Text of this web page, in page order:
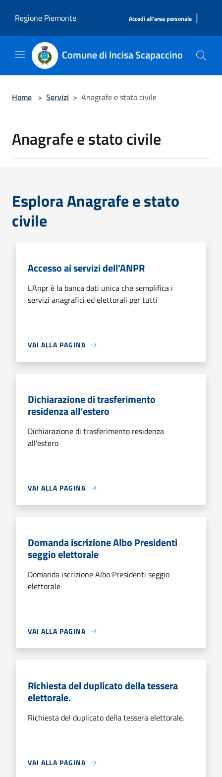
Regione Piemonte
Accedi all'area personale |
Comune di Incisa Scapaccino
Home > Servizi > Anagrafe e stato civile
Anagrafe e stato civile
Esplora Anagrafe e stato
civile
Accesso ai servizi dell'ANPR
L'Anpr è la banca dati unica che semplifica i
servizi anagrafici ed elettorali per tutti
VAI ALLA PAGINA
Dichiarazione di trasferimento
residenza all'estero
Dichiarazione di trasferimento residenza
all'estero
VAI ALLA PAGINA
Domanda iscrizione Albo Presidenti
seggio elettorale
Domanda iscrizione Albo Presidenti seggio
elettorale
VAI ALLA PAGINA
Richiesta del duplicato della tessera
elettorale.
Richiesta del duplicato della tessera elettorale.
VAI ALLA PAGINA